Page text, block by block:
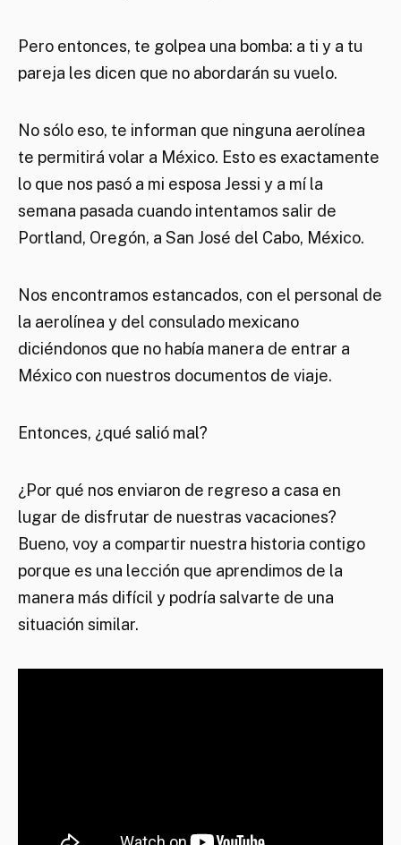
Pero entonces, te golpea una bomba: a ti y a tu
pareja les dicen que no abordarán su vuelo.
No sólo eso, te informan que ninguna aerolínea
te permitirá volar a México. Esto es exactamente
lo que nos pasó a mi esposa Jessi y a mí la
semana pasada cuando intentamos salir de
Portland, Oregón, a San José del Cabo, México.
Nos encontramos estancados, con el personal de
la aerolínea y del consulado mexicano
diciéndonos que no había manera de entrar a
México con nuestros documentos de viaje.
Entonces, ¿qué salió mal?
¿Por qué nos enviaron de regreso a casa en
lugar de disfrutar de nuestras vacaciones?
Bueno, voy a compartir nuestra historia contigo
porque es una lección que aprendimos de la
manera más difícil y podría salvarte de una
situación similar.